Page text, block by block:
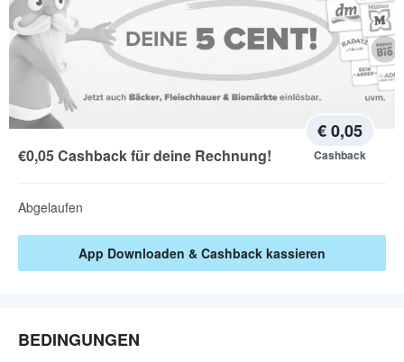
€0,05 Cashback für deine Rechnung!
€ 0,05
Cashback
Abgelaufen
App Downloaden & Cashback kassieren
BEDINGUNGEN